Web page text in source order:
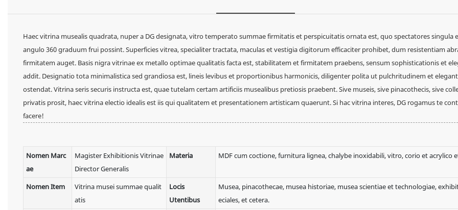
Haec vitrina musealis quadrata, nuper a DG designata, vitro temperato summae firmitatis et perspicuitatis ornata est, quo spectatores singula
angulo 360 graduum frui possint. Superficies vitrea, specialiter tractata, maculas et vestigia digitorum efficaciter prohibet, dum resistentiam
firmitatem auget. Basis nigra vitrinae ex metallo optimae qualitatis facta est, stabilitatem et firmitatem praebens, sensum sophisticationis et
addit. Designatio tota minimalistica sed grandiosa est, lineis levibus et proportionibus harmonicis, diligenter polita ut pulchritudinem et
ostendat. Vitrina seris securis instructa est, quae tutelam certam artificiis musealibus pretiosis praebent. Sive museis, sive pinacothecis, sive
privatis prosit, haec vitrina electio idealis est iis qui qualitatem et presentationem artisticam quaerunt. Si hac vitrina interes, DG rogamus te
facere!
Nomen Marc
ae
Magister Exhibitionis Vitrinae
Director Generalis
Materia MDF cum coctione, furnitura lignea, chalybe inoxidabili, vitro, corio et acrylico
Nomen Item
Vitrina musei summae qualit
atis
Locis
Utentibus
Musea, pinacothecae, musea historiae, musea scientiae et technologiae,
eciales, et cetera.